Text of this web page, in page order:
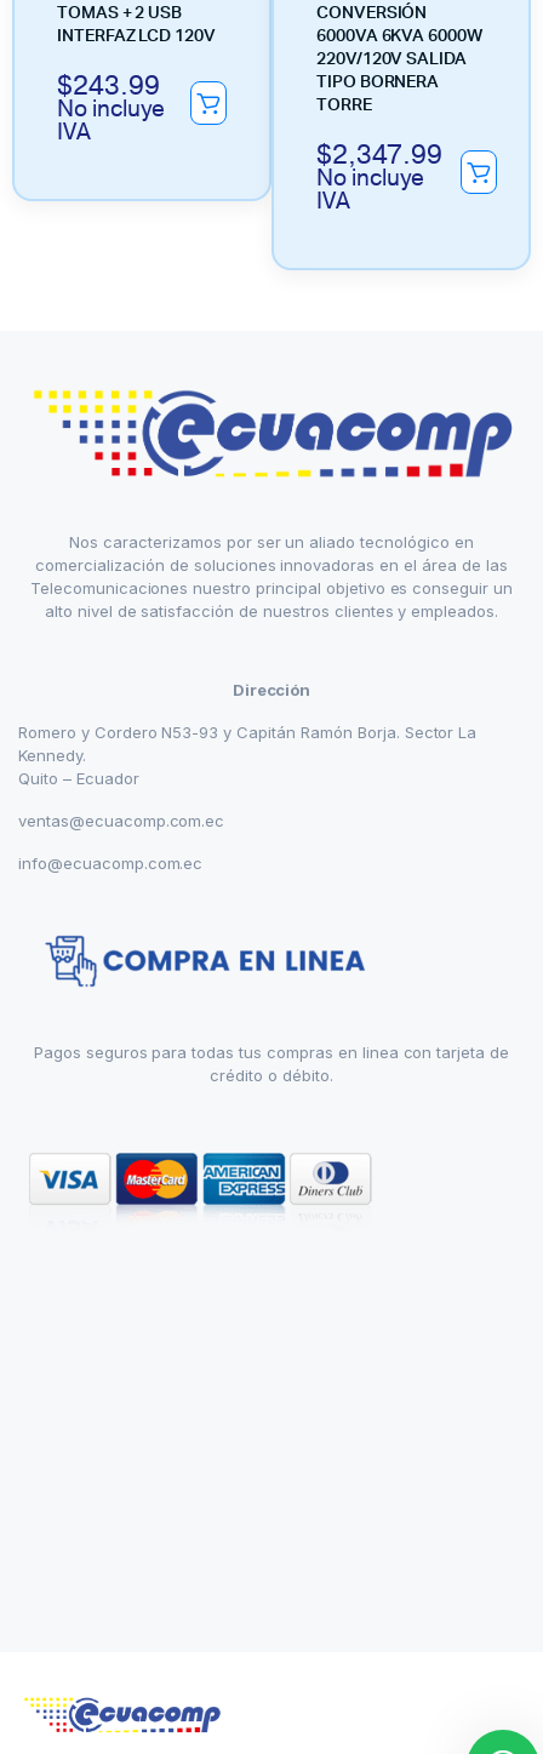
TOMAS + 2 USB
INTERFAZ LCD 120V
$243.99
No incluye
IVA
CONVERSIÓN
6000VA 6KVA 6000W
220V/120V SALIDA
TIPO BORNERA
TORRE
$2,347.99
No incluye
IVA
Nos caracterizamos por ser un aliado tecnológico en
comercialización de soluciones innovadoras en el área de las
Telecomunicaciones nuestro principal objetivo es conseguir un
alto nivel de satisfacción de nuestros clientes y empleados.
Dirección
Romero y Cordero N53-93 y Capitán Ramón Borja. Sector La
Kennedy.
Quito – Ecuador
ventas@ecuacomp.com.ec
info@ecuacomp.com.ec
Pagos seguros para todas tus compras en linea con tarjeta de
crédito o débito.